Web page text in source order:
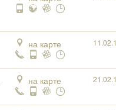
на карте
на карте